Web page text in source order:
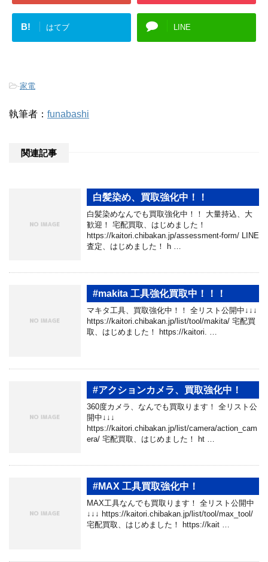
B! はてブ LINE
-家電
執筆者： funabashi
関連記事
白髪染め、買取強化中！！
白髪染めなんでも買取強化中！！ 大量持込、大
歓迎！ 宅配買取、はじめました！
https://kaitori.chibakan.jp/assessment-form/ LINE
査定、はじめました！ h …
#makita 工具強化買取中！！！
マキタ工具、買取強化中！！ 全リスト公開中↓↓↓
https://kaitori.chibakan.jp/list/tool/makita/ 宅配買
取、はじめました！ https://kaitori. …
#アクションカメラ、買取強化中！
360度カメラ、なんでも買取ります！ 全リスト公
開中↓↓↓
https://kaitori.chibakan.jp/list/camera/action_cam
era/ 宅配買取、はじめました！ ht …
#MAX 工具買取強化中！
MAX工具なんでも買取ります！ 全リスト公開中
↓↓↓ https://kaitori.chibakan.jp/list/tool/max_tool/
宅配買取、はじめました！ https://kait …